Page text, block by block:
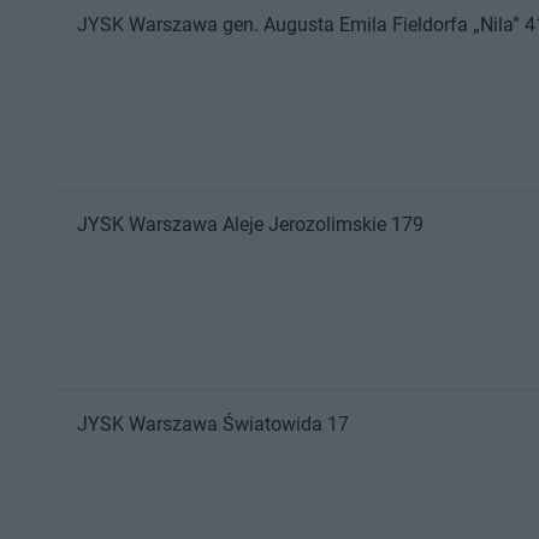
JYSK Warszawa gen. Augusta Emila Fieldorfa „Nila”
JYSK Warszawa Aleje Jerozolimskie 179
JYSK Warszawa Światowida 17